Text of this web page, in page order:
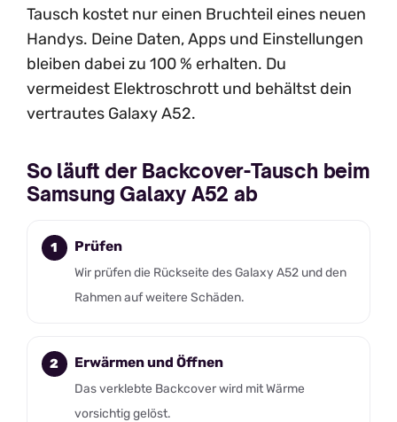
Tausch kostet nur einen Bruchteil eines neuen
Handys. Deine Daten, Apps und Einstellungen
bleiben dabei zu 100 % erhalten. Du
vermeidest Elektroschrott und behältst dein
vertrautes Galaxy A52.
So läuft der Backcover-Tausch beim
Samsung Galaxy A52 ab
Prüfen
Wir prüfen die Rückseite des Galaxy A52 und den
Rahmen auf weitere Schäden.
Erwärmen und Öffnen
Das verklebte Backcover wird mit Wärme
vorsichtig gelöst.